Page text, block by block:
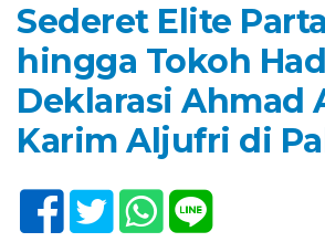
Sederet Elite
hingga Tokoh
Deklarasi Ahmad
Karim Aljufri di